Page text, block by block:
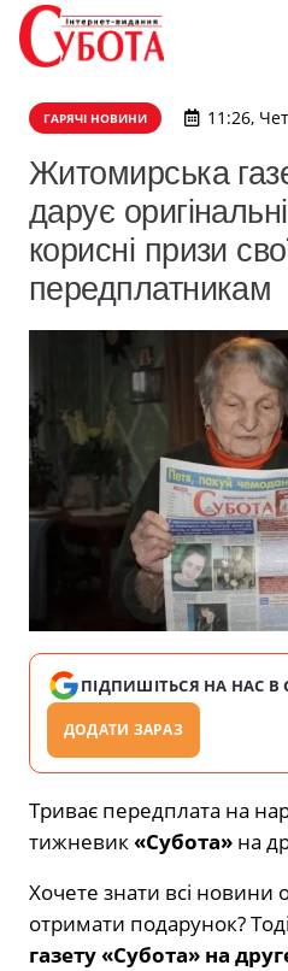
ГАРЯЧІ НОВИНИ 11:26,
Житомирська
дарує
корисні призи
передплатникам
ПІДПИШІТЬСЯ НА НАС В
ДОДАТИ ЗАРАЗ
Триває передплата на
тижневик«Субота» на
Хочете знати всі новини
отримати подарунок? Тоді
газету «Субота» на